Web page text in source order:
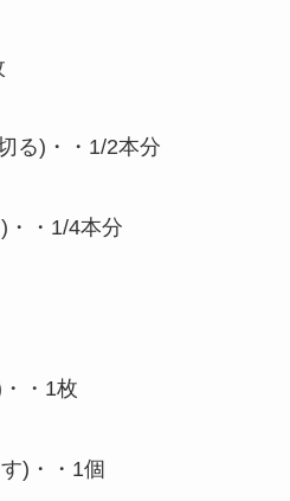
る)・・1/2本分
・・1/4本分
・1枚
)・・1個